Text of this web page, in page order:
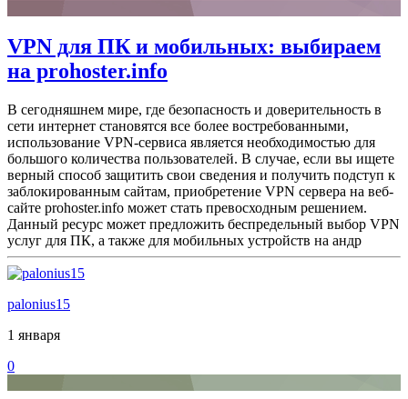
VPN для ПК и мобильных: выбираем
на prohoster.info
В сегодняшнем мире, где безопасность и доверительность в
сети интернет становятся все более востребованными,
использование VPN-сервиса является необходимостью для
большого количества пользователей. В случае, если вы ищете
верный способ защитить свои сведения и получить подступ к
заблокированным сайтам, приобретение VPN сервера на веб-
сайте prohoster.info может стать превосходным решением.
Данный ресурс может предложить беспредельный выбор VPN
услуг для ПК, а также для мобильных устройств на андр
palonius15
1 января
0